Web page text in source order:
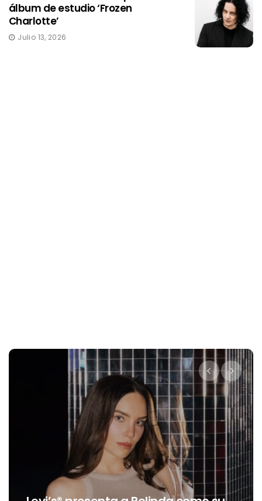
álbum de estudio ‘Frozen
Charlotte’
Julio 13, 2026